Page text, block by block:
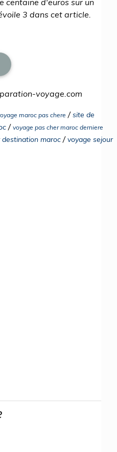
3 dans cet article.
voyage.com
maroc pas chere /site de
/ voyage pas cher maroc derniere
maroc /voyage sejour